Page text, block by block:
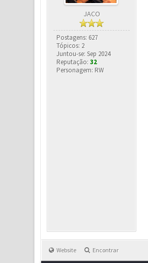
JACO
Postagens: 627
Tópicos: 2
Juntou-se: Sep 2024
Reputação:32
Personagem: RW
Website Encontrar